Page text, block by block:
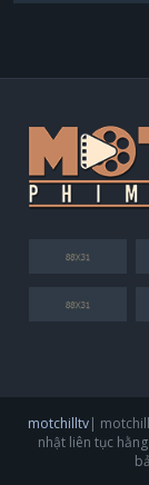
motchilltv|
nhật liên tục